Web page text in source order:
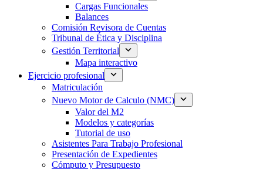
Cargas Funcionales
Balances
Comisión Revisora de Cuentas
Tribunal de Ética y Disciplina
Gestión Territorial
Mapa interactivo
Ejercicio profesional
Matriculación
Nuevo Motor de Calculo (NMC)
Valor del M2
Modelos y categorías
Tutorial de uso
Asistentes Para Trabajo Profesional
Presentación de Expedientes
Cómputo y Presupuesto